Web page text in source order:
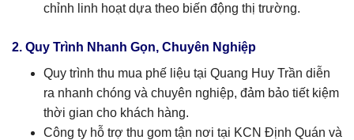
chỉnh linh hoạt dựa theo biến động thị trường.
2. Quy Trình Nhanh Gọn, Chuyên Nghiệp
Quy trình thu mua phế liệu tại Quang Huy Trần diễn
ra nhanh chóng và chuyên nghiệp, đảm bảo tiết kiệm
thời gian cho khách hàng.
Công ty hỗ trợ thu gom tận nơi tại KCN Định Quán và